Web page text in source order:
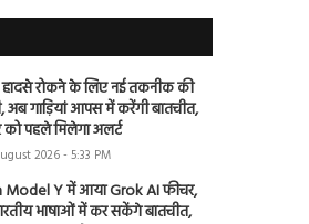
रोकने के लिए नई तकनीक की
अब गाड़ियां आपस में करेंगी बातचीत,
को पहले मिलेगा अलर्ट
2026 - 5:33 PM
Model Y में आया Grok AI फीचर,
भाषाओं में कर सकेंगे बातचीत,